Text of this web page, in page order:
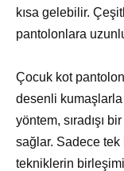
kısa gelebilir.
pantolonlara
Çocuk kot
desenli
yöntem, sıradışı
sağlar. Sadece tek
tekniklerin